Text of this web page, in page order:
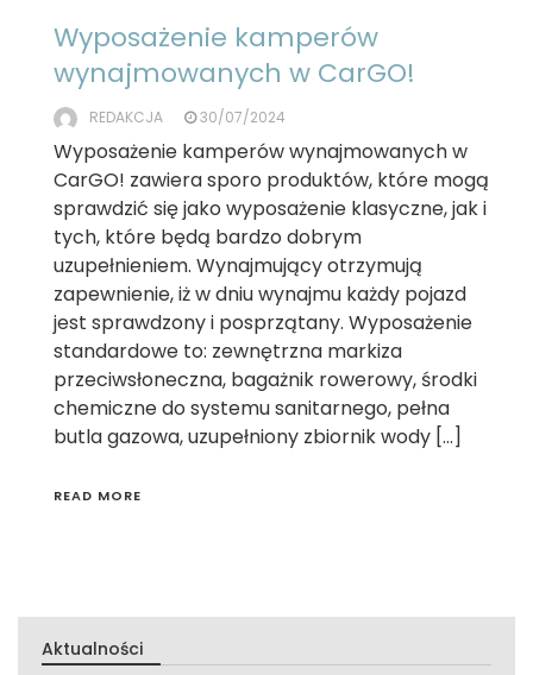
Wyposażenie kamperów
wynajmowanych w CarGO!
REDAKCJA 30/07/2024
Wyposażenie kamperów wynajmowanych w
CarGO! zawiera sporo produktów, które mogą
sprawdzić się jako wyposażenie klasyczne, jak i
tych, które będą bardzo dobrym
uzupełnieniem. Wynajmujący otrzymują
zapewnienie, iż w dniu wynajmu każdy pojazd
jest sprawdzony i posprzątany. Wyposażenie
standardowe to: zewnętrzna markiza
przeciwsłoneczna, bagażnik rowerowy, środki
chemiczne do systemu sanitarnego, pełna
butla gazowa, uzupełniony zbiornik wody […]
READ MORE
Aktualności